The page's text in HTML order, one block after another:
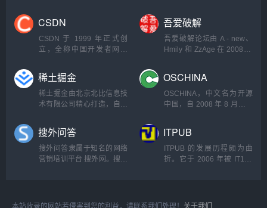
趣味...
CSDN
CSDN 于 1999 年正式创
立，全称中国开发者网络
Network) 。历经...
吾爱破解
吾爱破解论坛由 A - new、
Hmily 和 ZzAge 在 2008 年
稀土掘金
稀土掘金由北京北比信息技
术有限公司精心打造，自上
OSCHINA
OSCHINA，中文名为开源
中国，自 2008 年 8 月创立
搜外问答
搜外问答隶属于知名的网络
营销培训平台 搜外网。搜外
ITPUB
ITPUB 的发展历程颇为曲
折。它于 2006 年被 IT168